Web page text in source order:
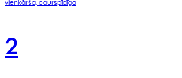
vienkārša, caurspīdīga
2